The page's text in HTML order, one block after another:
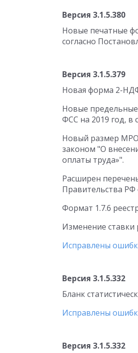
Версия 3.1.5.380
Новые печатные
согласно
Версия 3.1.5.379
Новая форма 2-
Новые предельные
ФСС на 2019 год, в
Новый размер
законом "О
оплаты труда»".
Расширен
Правительства РФ
Формат 1.7.6
Изменение ставки
Исправлены
Версия 3.1.5.332
Бланк
Исправлены
Версия 3.1.5.332